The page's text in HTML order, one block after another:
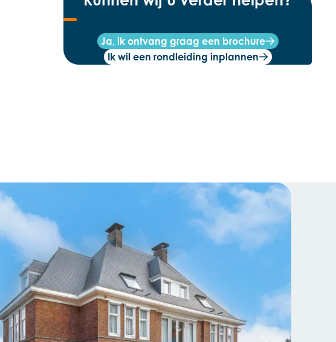
Ja, ik ontvang graag een brochure
Ik wil een rondleiding inplannen